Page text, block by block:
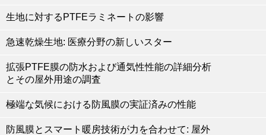
生地に対するPTFEラミネートの影響
急速乾燥生地: 医療分野の新しいスター
拡張PTFE膜の防水および通気性性能の詳細分析
とその屋外用途の調査
極端な気候における防風膜の実証済みの性能
防風膜とスマート暖房技術が力を合わせて: 屋外